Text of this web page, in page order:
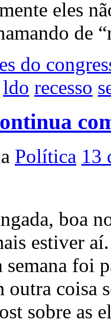
eles
de
do
ldo recesso
Política 13
boa
estiver
semana foi
outra coisa
sobre as